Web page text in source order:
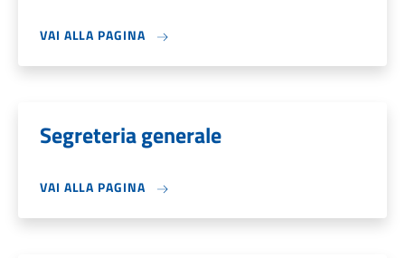
VAI ALLA PAGINA
Segreteria generale
VAI ALLA PAGINA